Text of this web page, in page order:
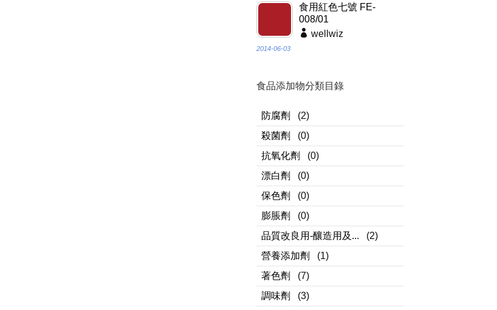
食用紅色七號 FE-
008/01
wellwiz
2014-06-03
食品添加物分類目錄
防腐劑
(2)
殺菌劑
(0)
抗氧化劑
(0)
漂白劑
(0)
保色劑
(0)
膨脹劑
(0)
品質改良用-釀造用及...
(2)
營養添加劑
(1)
著色劑
(7)
調味劑
(3)